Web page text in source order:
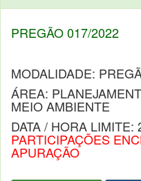
PREGÃO 017/2022
MODALIDADE:
ÁREA:
MEIO AMBIENTE
DATA / HORA
PARTICIPAÇÕES
APURAÇÃO